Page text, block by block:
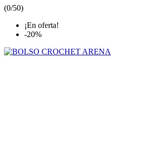
(0/50)
¡En oferta!
-20%